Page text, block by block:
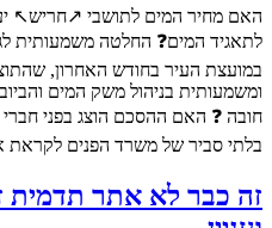
האם מחיר המים לתושבי ↗️חריש↖️
לתאגיד המים❓ החלטה משמעותית
במועצת העיר בחודש האחרון,
ומשמעותית בניהול משק המים
חובה ❓ האם ההסכם הוצג בפני
בלתי סביר של משרד הפנים
זה כבר לא אתר תדמית